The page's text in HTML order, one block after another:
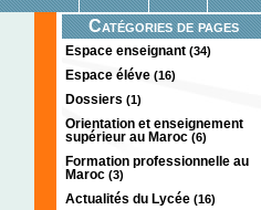
Catégories de pages
Espace enseignant (34)
Espace éléve (16)
Dossiers (1)
Orientation et enseignement
supérieur au Maroc (6)
Formation professionnelle au
Maroc (3)
Actualités du Lycée (16)